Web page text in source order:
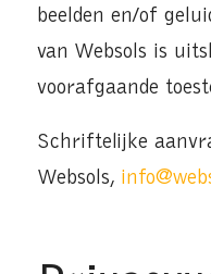
beelden en/of
van Websols is
voorafgaande
Schriftelijke
Websols,